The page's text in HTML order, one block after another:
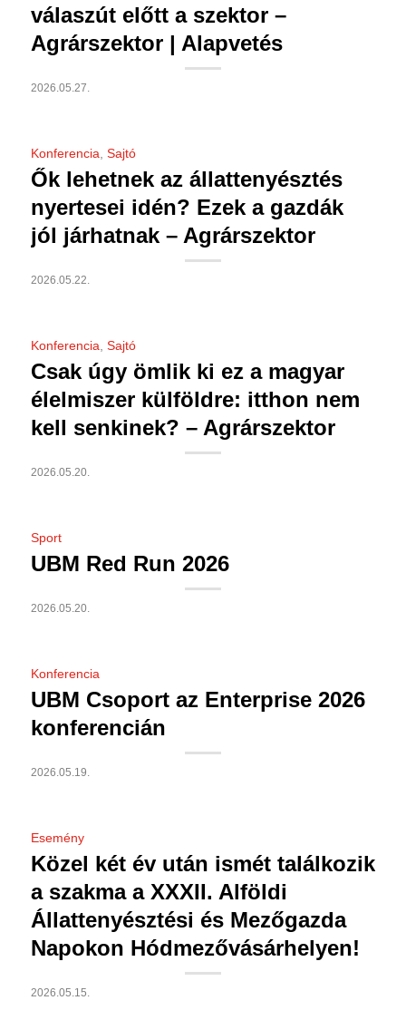
válaszút előtt a szektor –
Agrárszektor | Alapvetés
2026.05.27.
Konferencia Sajtó
Ők lehetnek az állattenyésztés
nyertesei idén? Ezek a gazdák
jól járhatnak – Agrárszektor
2026.05.22.
Konferencia Sajtó
Csak úgy ömlik ki ez a magyar
élelmiszer külföldre: itthon nem
kell senkinek? – Agrárszektor
2026.05.20.
Sport
UBM Red Run 2026
2026.05.20.
Konferencia
UBM Csoport az Enterprise 2026
konferencián
2026.05.19.
Esemény
Közel két év után ismét találkozik
a szakma a XXXII. Alföldi
Állattenyésztési és Mezőgazda
Napokon Hódmezővásárhelyen!
2026.05.15.